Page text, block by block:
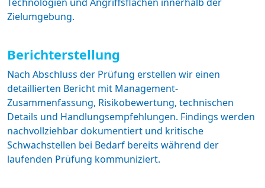
Zielumgebung.
Berichterstellung
Nach Abschluss der Prüfung erstellen wir einen
detaillierten Bericht mit Management-
Zusammenfassung, Risikobewertung, technischen
Details und Handlungsempfehlungen. Findings werden
nachvollziehbar dokumentiert und kritische
Schwachstellen bei Bedarf bereits während der
laufenden Prüfung kommuniziert.